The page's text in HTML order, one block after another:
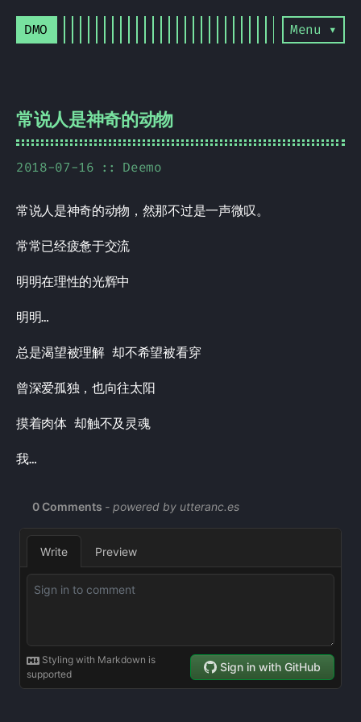
DMO Menu ▾
常说人是神奇的动物
2018-07-16 Deemo
常说人是神奇的动物，然那不过是一声微叹。
常常已经疲惫于交流
明明在理性的光辉中
明明…
总是渴望被理解 却不希望被看穿
曾深爱孤独，也向往太阳
摸着肉体 却触不及灵魂
我…